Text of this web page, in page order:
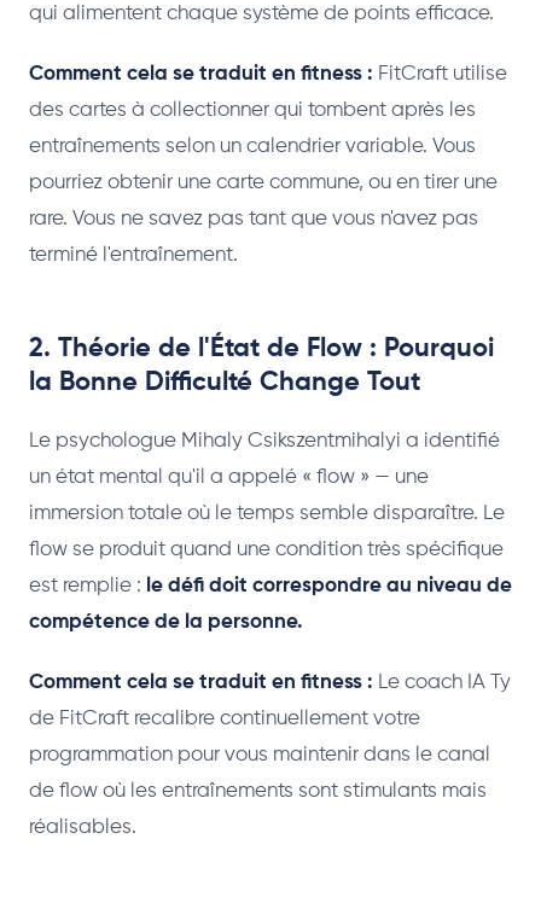
qui alimentent chaque système de points efficace.
Comment cela se traduit en fitness : FitCraft utilise
des cartes à collectionner qui tombent après les
entraînements selon un calendrier variable. Vous
pourriez obtenir une carte commune, ou en tirer une
rare. Vous ne savez pas tant que vous n'avez pas
terminé l'entraînement.
2. Théorie de l'État de Flow : Pourquoi
la Bonne Difficulté Change Tout
Le psychologue Mihaly Csikszentmihalyi a identifié
un état mental qu'il a appelé « flow » — une
immersion totale où le temps semble disparaître. Le
flow se produit quand une condition très spécifique
est remplie : le défi doit correspondre au niveau de
compétence de la personne.
Comment cela se traduit en fitness : Le coach IA Ty
de FitCraft recalibre continuellement votre
programmation pour vous maintenir dans le canal
de flow où les entraînements sont stimulants mais
réalisables.